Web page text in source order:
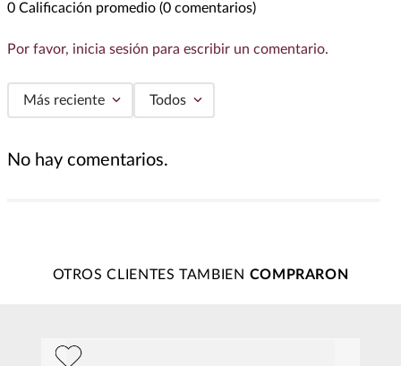
0 Calificación promedio (0 comentarios)
Por favor, inicia sesión para escribir un comentario.
Más reciente Todos
No hay comentarios.
OTROS CLIENTES TAMBIEN